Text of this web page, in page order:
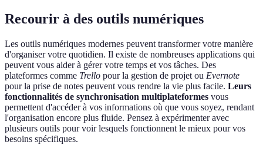
Recourir à des outils numériques
Les outils numériques modernes peuvent transformer votre manière
d'organiser votre quotidien. Il existe de nombreuses applications qui
peuvent vous aider à gérer votre temps et vos tâches. Des
plateformes comme Trello pour la gestion de projet ou Evernote
pour la prise de notes peuvent vous rendre la vie plus facile. Leurs
fonctionnalités de synchronisation multiplateformes vous
permettent d'accéder à vos informations où que vous soyez, rendant
l'organisation encore plus fluide. Pensez à expérimenter avec
plusieurs outils pour voir lesquels fonctionnent le mieux pour vos
besoins spécifiques.